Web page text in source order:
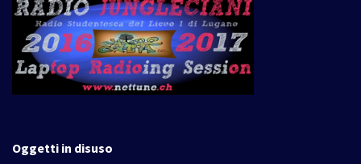
Oggetti in disuso